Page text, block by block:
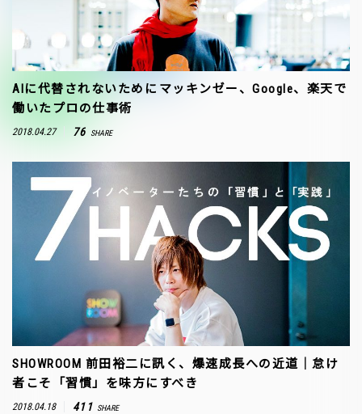
AIに代替されないために――マッキンゼー、Google、楽天で
働いたプロの仕事術
2018.04.27 76 SHARE
SHOWROOM 前田裕二に訊く、爆速成長への近道｜怠け
者こそ「習慣」を味方にすべき
2018.04.18 411 SHARE